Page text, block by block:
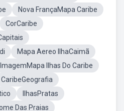
Nova FrançaMapa Caribe
CorCaribe
Mapa Aereo IlhaCaimã
ImagemMapa Ilhas Do Caribe
CaribeGeografia
IlhasPratas
Das Praias